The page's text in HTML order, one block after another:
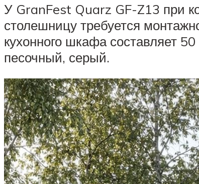
У GranFest Quarz GF-Z13 при
столешницу требуется
кухонного шкафа составляет
песочный, серый.